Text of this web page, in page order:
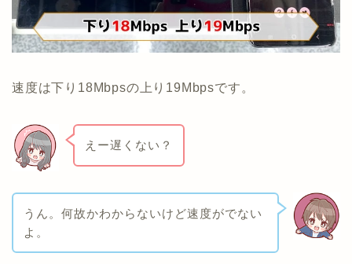
速度は下り18Mbpsの上り19Mbpsです。
えー遅くない？
うん。何故かわからないけど速度がでない
よ。